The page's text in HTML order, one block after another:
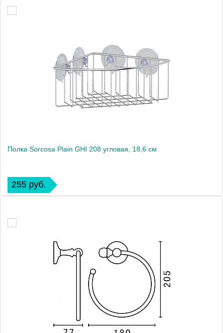
Полка Sorcosa Plain GHI 208 угловая, 18,6 см
255 руб.